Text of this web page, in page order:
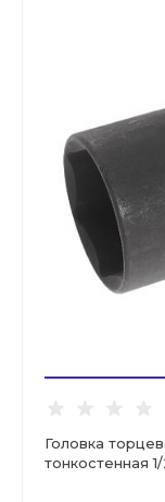
Головка
тонкостенная